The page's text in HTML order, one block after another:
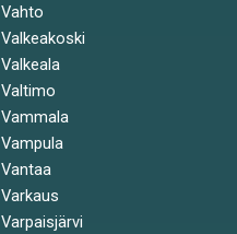
Vahto
Valkeakoski
Valkeala
Valtimo
Vammala
Vampula
Vantaa
Varkaus
Varpaisjärvi